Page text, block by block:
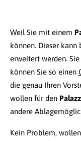
Weil Sie mit einem
können. Dieser
erweitert werden.
können Sie so einen
die genau Ihren
wollen für den
andere
Kein Problem,